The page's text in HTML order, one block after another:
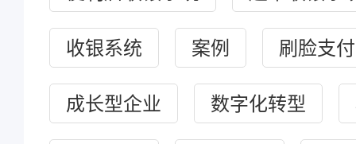
收银系统 案例 刷脸支付
成长型企业 数字化转型